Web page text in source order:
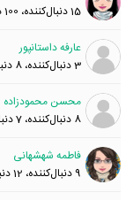
15دنبال‌کننده، 100 دنبال میکند
عارفه داستانپور
3دنبال‌کننده، 8 دنبال میکند
محسن محمودزاده
8 دنبال‌کننده، 7 دنبال میکند
فاطمه شهشهانی
9دنبال‌کننده، 12 دنبال میکند